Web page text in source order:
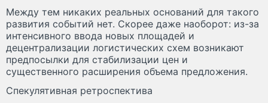
Между тем никаких реальных оснований для такого
развития событий нет. Скорее даже наоборот: из-за
интенсивного ввода новых площадей и
децентрализации логистических схем возникают
предпосылки для стабилизации цен и
существенного расширения объема предложения.
Спекулятивная ретроспектива